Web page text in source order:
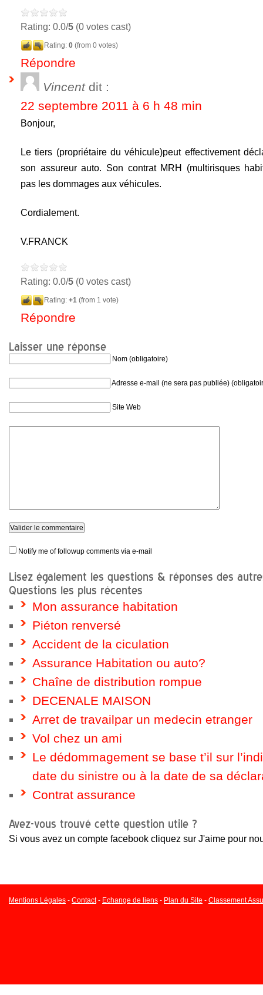
Rating: 0.0/5 (0 votes cast)
Rating: 0 (from 0 votes)
Répondre
Vincent dit :
22 septembre 2011 à 6 h 48 min
Bonjour,
Le tiers (propriétaire du véhicule)peut effectivement
son assureur auto. Son contrat MRH (multirisques
pas les dommages aux véhicules.
Cordialement.
V.FRANCK
Rating: 0.0/5 (0 votes cast)
Rating: +1 (from 1 vote)
Répondre
Laisser une réponse
Nom (obligatoire)
Adresse e-mail (ne sera pas publiée)
Site Web
Notify me of followup comments via e-mail
Lisez également les questions & réponses des
Questions les plus récentes
Mon assurance habitation
Piéton renversé
Accident de la ciculation
Assurance Habitation ou auto?
Chaîne de distribution rompue
DECENALE MAISON
Arret de travailpar un medecin etranger
Vol chez un ami
Le dédommagement se base t’il sur
date du sinistre ou à la date de sa
Contrat assurance
Avez-vous trouvé cette question utile ?
Si vous avez un compte facebook cliquez sur J'aime pour
Mentions Légales - Contact- Echange de liens - Plan du Site - Classement